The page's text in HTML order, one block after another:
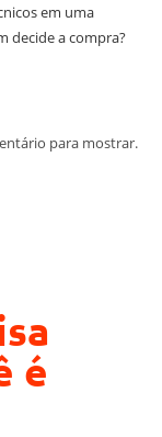
em uma
decide a compra?
para mostrar.
é